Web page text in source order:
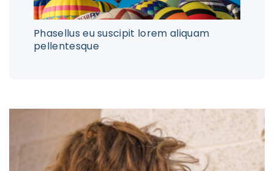
Phasellus eu suscipit lorem aliquam
pellentesque